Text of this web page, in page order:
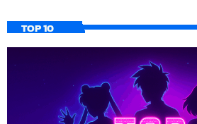
TOP 10